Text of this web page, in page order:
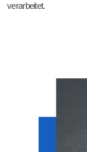
verarbeitet.